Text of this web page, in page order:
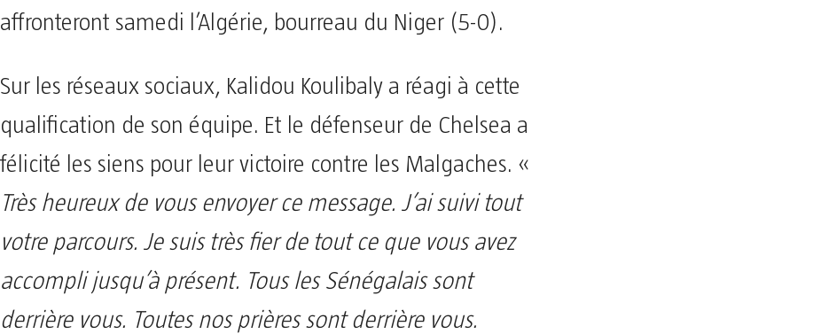
affronteront samedi l’Algérie, bourreau du Niger (5-0).
Sur les réseaux sociaux, Kalidou Koulibaly a réagi à cette
qualification de son équipe. Et le défenseur de Chelsea a
félicité les siens pour leur victoire contre les Malgaches. «
Très heureux de vous envoyer ce message. J’ai suivi tout
votre parcours. Je suis très fier de tout ce que vous avez
accompli jusqu’à présent. Tous les Sénégalais sont
derrière vous. Toutes nos prières sont derrière vous.